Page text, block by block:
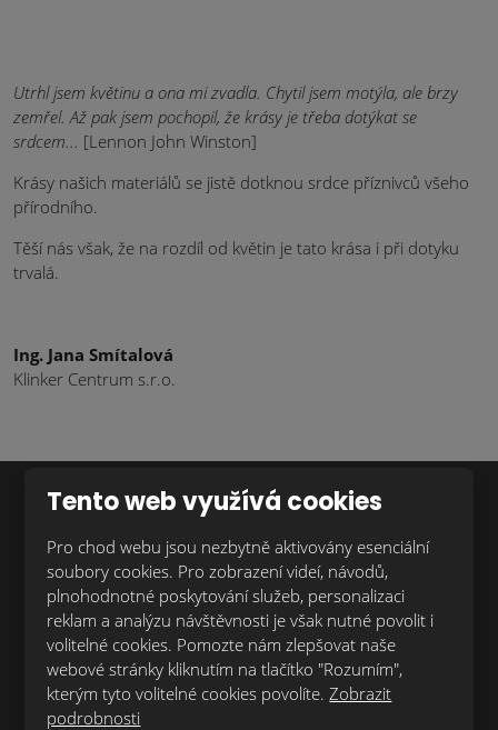
Utrhl jsem květinu a ona mi zvadla. Chytil jsem motýla, ale brzy
zemřel. Až pak jsem pochopil, že krásy je třeba dotýkat se
srdcem... [Lennon John Winston]
Krásy našich materiálů se jistě dotknou srdce příznivců všeho
přírodního.
Těší nás však, že na rozdíl od květin je tato krása i při dotyku
trvalá.
Ing. Jana Smítalová
Klinker Centrum s.r.o.
Chcete dostávat novinky z naší nabídky
první?
Registrovat adresu
Tento web využívá cookies
Pro chod webu jsou nezbytně aktivovány esenciální
soubory cookies. Pro zobrazení videí, návodů,
plnohodnotné poskytování služeb, personalizaci
reklam a analýzu návštěvnosti je však nutné povolit i
volitelné cookies. Pomozte nám zlepšovat naše
webové stránky kliknutím na tlačítko "Rozumím",
kterým tyto volitelné cookies povolíte. Zobrazit
podrobnosti